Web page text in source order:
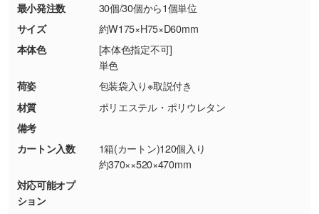
DIC・PANTONEなどのカラーチップの指定や、
現物支給による色指定も承っております。→
しく見る
・背景がある画像からキャラクター部分だけを
シンプルな背景のデータや、使いたいキャラク
り抜き処理が可能です。→詳しく見る
・持っているデータの背景が足りない／塗り足
しの作り方が分からない
・お客様の元で商品を加工された場合、または
商品が破損した場合
・商品到着後7日以上経過している場合
・お客様のご都合による返品・交換依頼(商
品・色・数量などの注文間違い等)
最小発注数
30個/30個から1個単位
サイズ
約W175×H75×D60mm
本体色
[本体色指定不可]
単色
荷姿
包装袋入り※取説付き
材質
ポリエステル・ポリウレタン
備考
カートン入数
1箱(カートン)120個入り
約370××520×470mm
対応可能オプ
ション